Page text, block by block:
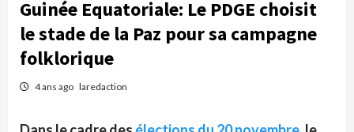
Guinée Equatoriale: Le PDGE choisit
le stade de la Paz pour sa campagne
folklorique
4 ans ago laredaction